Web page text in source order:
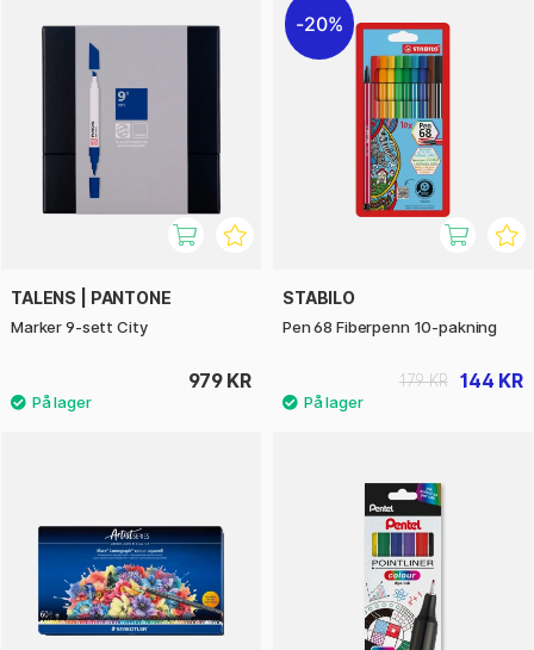
TALENS | PANTONE
Marker 9-sett City
979 KR
20%
STABILO
Pen 68 Fiberpenn 10-pakning
144 KR
179 KR